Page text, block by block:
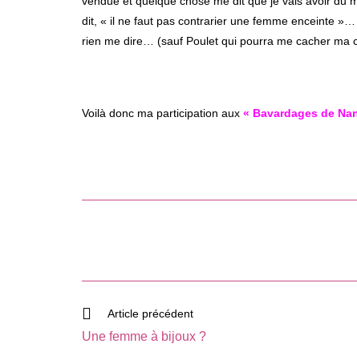
dit, « il ne faut pas contrarier une femme enceinte
rien me dire… (sauf Poulet qui pourra me cacher ma
Voilà donc ma participation aux « Bavardages de
Read
articles
Article précédent
Une femme à bijoux ?